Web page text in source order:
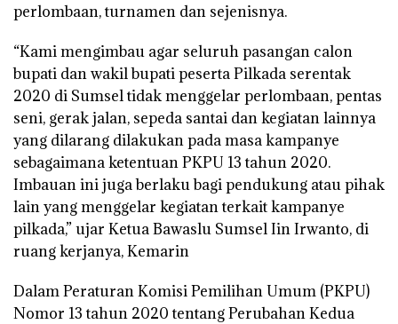
perlombaan, turnamen dan sejenisnya.
“Kami mengimbau agar seluruh pasangan calon
bupati dan wakil bupati peserta Pilkada serentak
2020 di Sumsel tidak menggelar perlombaan, pentas
seni, gerak jalan, sepeda santai dan kegiatan lainnya
yang dilarang dilakukan pada masa kampanye
sebagaimana ketentuan PKPU 13 tahun 2020.
Imbauan ini juga berlaku bagi pendukung atau pihak
lain yang menggelar kegiatan terkait kampanye
pilkada,” ujar Ketua Bawaslu Sumsel Iin Irwanto, di
ruang kerjanya, Kemarin
Dalam Peraturan Komisi Pemilihan Umum (PKPU)
Nomor 13 tahun 2020 tentang Perubahan Kedua